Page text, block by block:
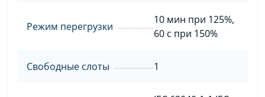
Режим перегрузки
10 мин при 125%,
60 с при 150%
Свободные слоты 1